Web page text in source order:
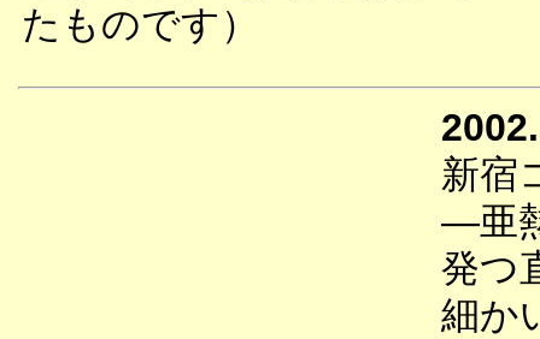
たものです）
新宿
―亜
発つ
細か